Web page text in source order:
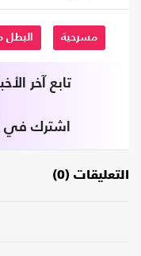
مسرحية
تابع آخر
اشترك في
التعليقات (0)